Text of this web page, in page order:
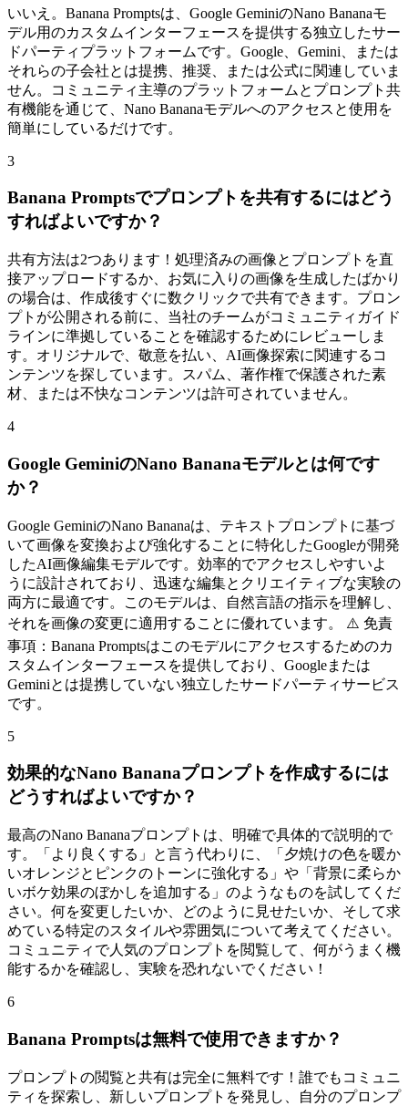
いいえ。Banana Promptsは、Google GeminiのNano Bananaモ
デル用のカスタムインターフェースを提供する独立したサー
ドパーティプラットフォームです。Google、Gemini、または
それらの子会社とは提携、推奨、または公式に関連していま
せん。コミュニティ主導のプラットフォームとプロンプト共
有機能を通じて、Nano Bananaモデルへのアクセスと使用を
簡単にしているだけです。
3
Banana Promptsでプロンプトを共有するにはどう
すればよいですか？
共有方法は2つあります！処理済みの画像とプロンプトを直
接アップロードするか、お気に入りの画像を生成したばかり
の場合は、作成後すぐに数クリックで共有できます。プロン
プトが公開される前に、当社のチームがコミュニティガイド
ラインに準拠していることを確認するためにレビューしま
す。オリジナルで、敬意を払い、AI画像探索に関連するコ
ンテンツを探しています。スパム、著作権で保護された素
材、または不快なコンテンツは許可されていません。
4
Google GeminiのNano Bananaモデルとは何です
か？
Google GeminiのNano Bananaは、テキストプロンプトに基づ
いて画像を変換および強化することに特化したGoogleが開発
したAI画像編集モデルです。効率的でアクセスしやすいよ
うに設計されており、迅速な編集とクリエイティブな実験の
両方に最適です。このモデルは、自然言語の指示を理解し、
それを画像の変更に適用することに優れています。 ⚠️ 免責
事項：Banana Promptsはこのモデルにアクセスするためのカ
スタムインターフェースを提供しており、Googleまたは
Geminiとは提携していない独立したサードパーティサービス
です。
5
効果的なNano Bananaプロンプトを作成するには
どうすればよいですか？
最高のNano Bananaプロンプトは、明確で具体的で説明的で
す。「より良くする」と言う代わりに、「夕焼けの色を暖か
いオレンジとピンクのトーンに強化する」や「背景に柔らか
いボケ効果のぼかしを追加する」のようなものを試してくだ
さい。何を変更したいか、どのように見せたいか、そして求
めている特定のスタイルや雰囲気について考えてください。
コミュニティで人気のプロンプトを閲覧して、何がうまく機
能するかを確認し、実験を恐れないでください！
6
Banana Promptsは無料で使用できますか？
プロンプトの閲覧と共有は完全に無料です！誰でもコミュニ
ティを探索し、新しいプロンプトを発見し、自分のプロンプ